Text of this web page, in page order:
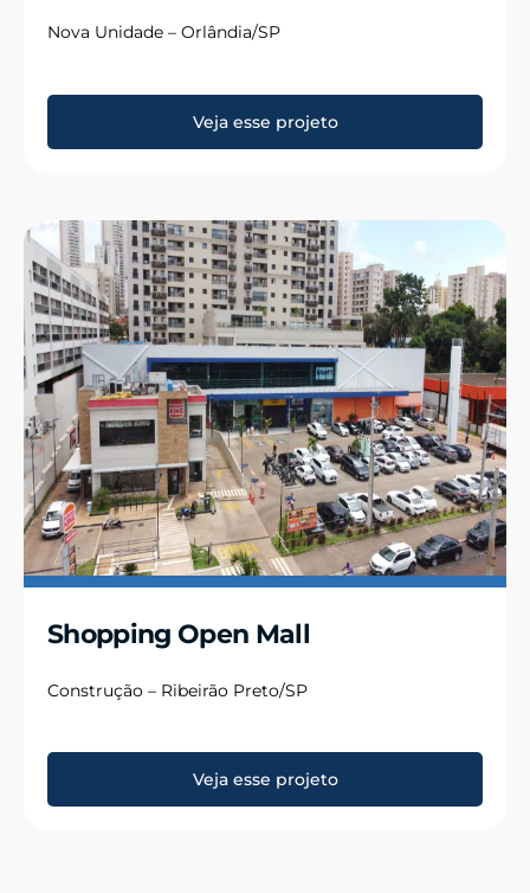
Nova Unidade – Orlândia/SP
Veja esse projeto
Shopping Open Mall
Construção – Ribeirão Preto/SP
Veja esse projeto